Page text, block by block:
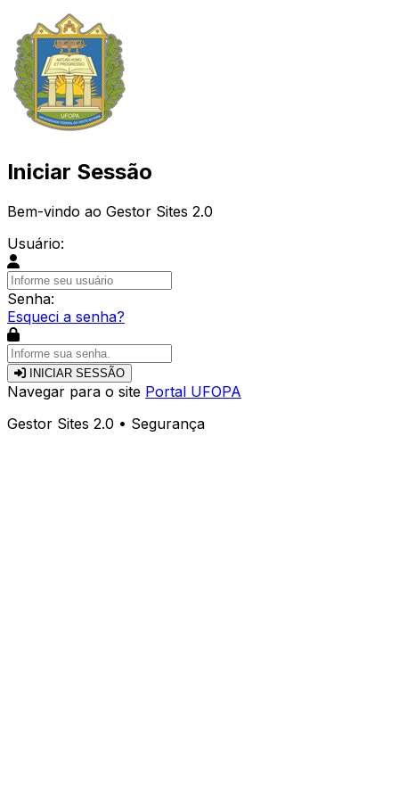
Iniciar Sessão
Bem-vindo ao Gestor Sites 2.0
Usuário:
Senha:
Esqueci a senha?
INICIAR SESSÃO
Navegar para o site Portal UFOPA
Gestor Sites 2.0 • Segurança